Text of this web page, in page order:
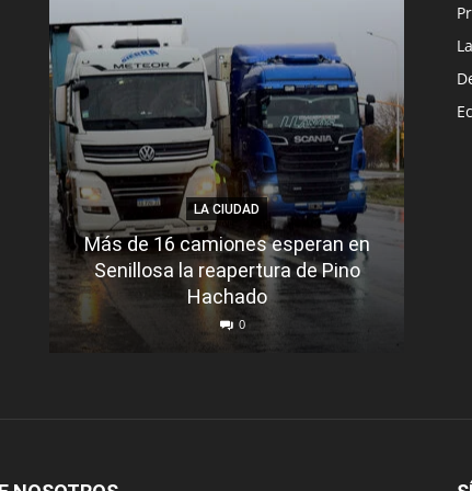
LA CIUDAD
Más de 16 camiones esperan en
Senillosa la reapertura de Pino
Hachado
0